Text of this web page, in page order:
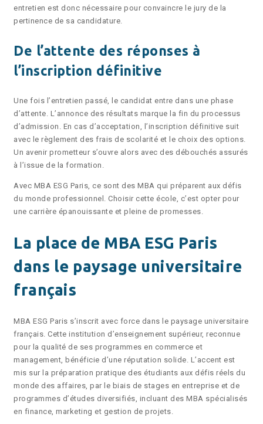
entretien est donc nécessaire pour convaincre le jury de la
pertinence de sa candidature.
De l’attente des réponses à
l’inscription définitive
Une fois l’entretien passé, le candidat entre dans une phase
d’attente. L’annonce des résultats marque la fin du processus
d’admission. En cas d’acceptation, l’inscription définitive suit
avec le règlement des frais de scolarité et le choix des options.
Un avenir prometteur s’ouvre alors avec des débouchés assurés
à l’issue de la formation.
Avec MBA ESG Paris, ce sont des MBA qui préparent aux défis
du monde professionnel. Choisir cette école, c’est opter pour
une carrière épanouissante et pleine de promesses.
La place de MBA ESG Paris
dans le paysage universitaire
français
MBA ESG Paris s’inscrit avec force dans le paysage universitaire
français. Cette institution d’enseignement supérieur, reconnue
pour la qualité de ses programmes en commerce et
management, bénéficie d’une réputation solide. L’accent est
mis sur la préparation pratique des étudiants aux défis réels du
monde des affaires, par le biais de stages en entreprise et de
programmes d’études diversifiés, incluant des MBA spécialisés
en finance, marketing et gestion de projets.